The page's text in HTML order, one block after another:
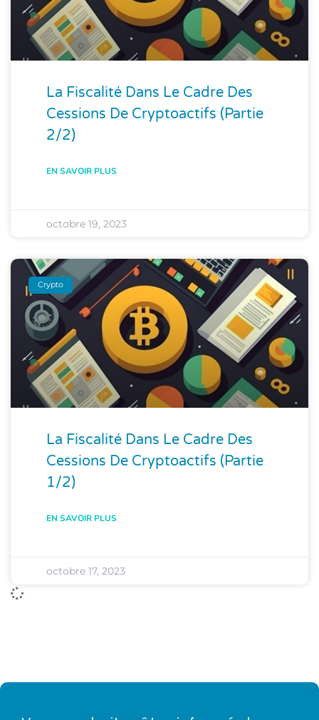
La Fiscalité Dans Le Cadre Des
Cessions De Cryptoactifs (partie
2/2)
EN SAVOIR PLUS
octobre 19, 2023
Crypto
La Fiscalité Dans Le Cadre Des
Cessions De Cryptoactifs (partie
1/2)
EN SAVOIR PLUS
octobre 17, 2023